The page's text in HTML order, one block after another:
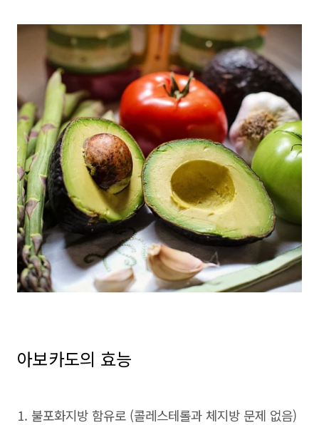
아보카도의 효능
1. 불포화지방 함유로 (콜레스테롤과 체지방 문제 없음)